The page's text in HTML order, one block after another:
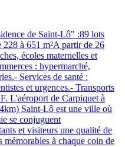
de Saint-Lô" :89 lots
à 651 m²A partir de 26
écoles maternelles et
: hypermarché,
Services de santé :
et urgences.- Transports
L'aéroport de Carpiquet à
Saint-Lô est une ville où
se conjuguent
et visiteurs une qualité de
mémorables à chaque coin de